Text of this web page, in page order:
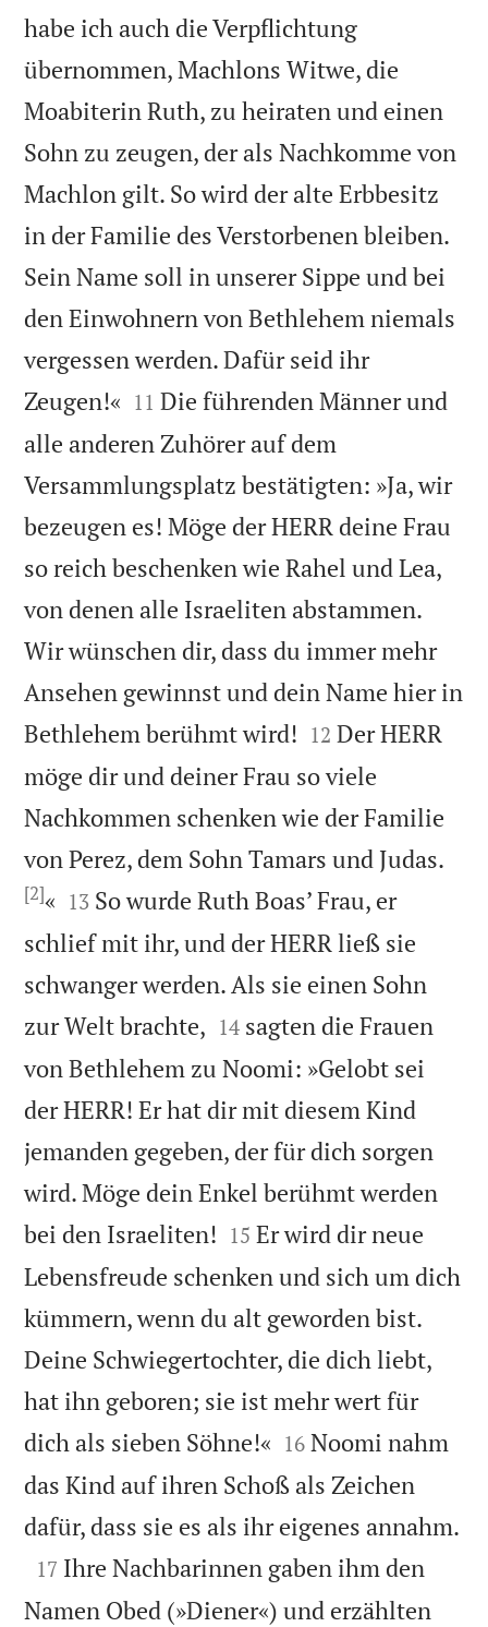
habe ich auch die Verpflichtung
übernommen, Machlons Witwe, die
Moabiterin Ruth, zu heiraten und einen
Sohn zu zeugen, der als Nachkomme von
Machlon gilt. So wird der alte Erbbesitz
in der Familie des Verstorbenen bleiben.
Sein Name soll in unserer Sippe und bei
den Einwohnern von Bethlehem niemals
vergessen werden. Dafür seid ihr
Zeugen!« 

11 Die führenden Männer und
alle anderen Zuhörer auf dem
Versammlungsplatz bestätigten: »Ja, wir
bezeugen es! Möge der HERR deine Frau
so reich beschenken wie Rahel und Lea,
von denen alle Israeliten abstammen.
Wir wünschen dir, dass du immer mehr
Ansehen gewinnst und dein Name hier in
Bethlehem berühmt wird! 

12 Der HERR
möge dir und deiner Frau so viele
Nachkommen schenken wie der Familie
von Perez, dem Sohn Tamars und Judas.
[2]« 

13 So wurde Ruth Boas’ Frau, er
schlief mit ihr, und der HERR ließ sie
schwanger werden. Als sie einen Sohn
zur Welt brachte, 

14 sagten die Frauen
von Bethlehem zu Noomi: »Gelobt sei
der HERR! Er hat dir mit diesem Kind
jemanden gegeben, der für dich sorgen
wird. Möge dein Enkel berühmt werden
bei den Israeliten! 

15 Er wird dir neue
Lebensfreude schenken und sich um dich
kümmern, wenn du alt geworden bist.
Deine Schwiegertochter, die dich liebt,
hat ihn geboren; sie ist mehr wert für
dich als sieben Söhne!« 

16 Noomi nahm
das Kind auf ihren Schoß als Zeichen
dafür, dass sie es als ihr eigenes annahm.

17 Ihre Nachbarinnen gaben ihm den
Namen Obed (»Diener«) und erzählten